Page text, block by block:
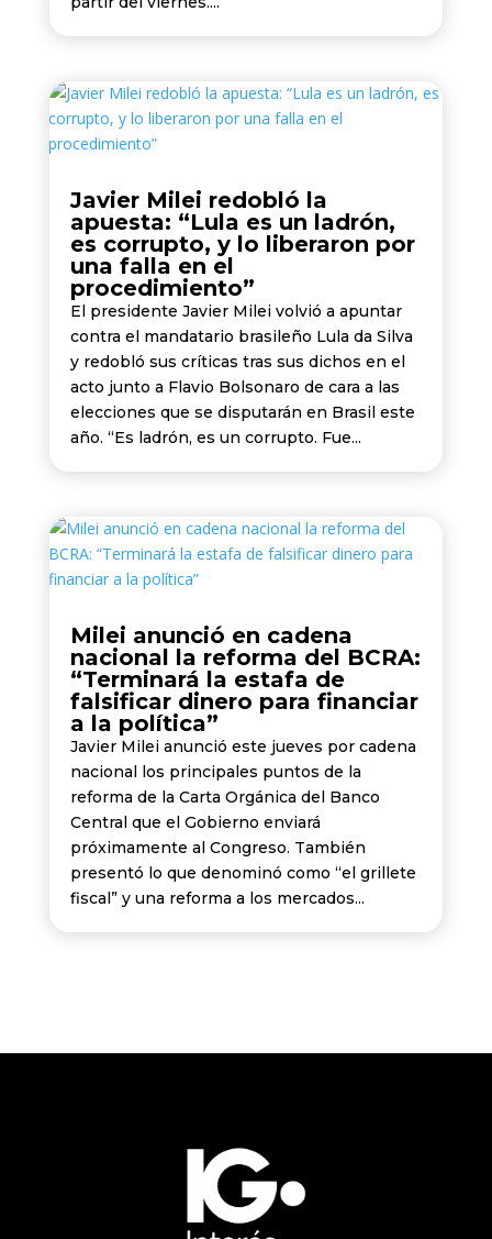
Javier Milei redobló la
apuesta: “Lula es un ladrón,
es corrupto, y lo liberaron por
una falla en el
procedimiento”
El presidente Javier Milei volvió a apuntar
contra el mandatario brasileño Lula da Silva
y redobló sus críticas tras sus dichos en el
acto junto a Flavio Bolsonaro de cara a las
elecciones que se disputarán en Brasil este
año. “Es ladrón, es un corrupto. Fue...
Milei anunció en cadena
nacional la reforma del BCRA:
“Terminará la estafa de
falsificar dinero para financiar
a la política”
Javier Milei anunció este jueves por cadena
nacional los principales puntos de la
reforma de la Carta Orgánica del Banco
Central que el Gobierno enviará
próximamente al Congreso. También
presentó lo que denominó como “el grillete
fiscal” y una reforma a los mercados...